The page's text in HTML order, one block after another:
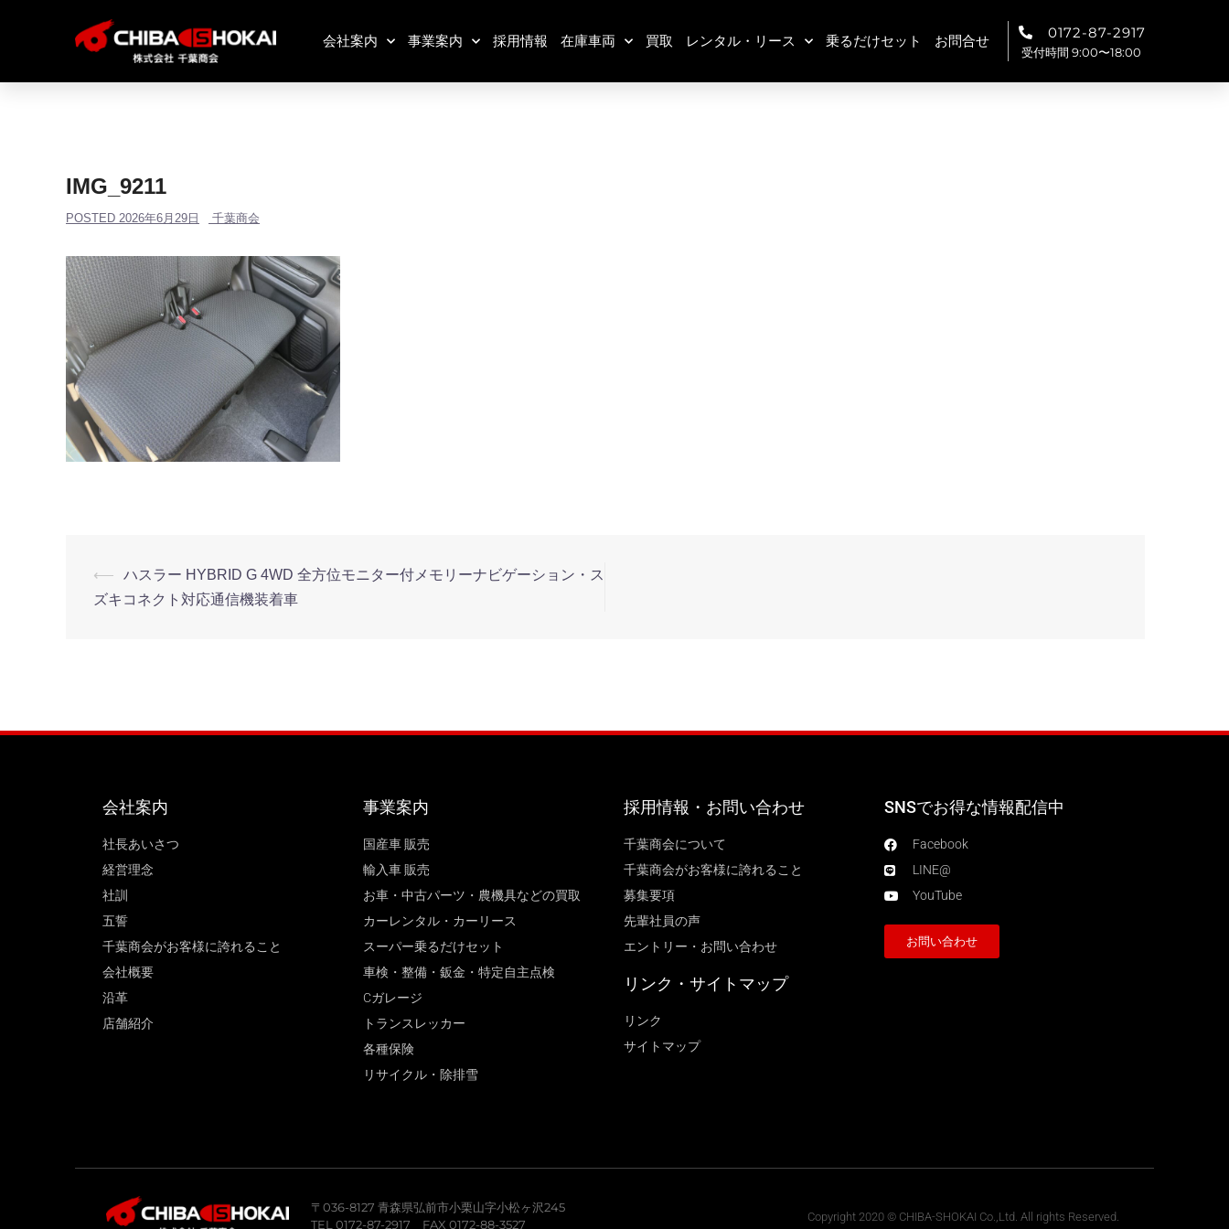
会社案内 事業案内 採用情報 在庫車両 買取 レンタル・リース 乗るだけセット お問合せ 0172-87-2917
受付時間 9:00〜18:00
IMG_9211
POSTED 2026年6月29日 千葉商会
⟵
ハスラー HYBRID G 4WD 全方位モニター付メモリーナビゲーション・ス
ズキコネクト対応通信機装着車
会社案内
社長あいさつ
経営理念
社訓
五誓
千葉商会がお客様に誇れること
会社概要
沿革
店舗紹介
事業案内
国産車 販売
輸入車 販売
お車・中古パーツ・農機具などの買取
カーレンタル・カーリース
スーパー乗るだけセット
車検・整備・鈑金・特定自主点検
Cガレージ
トランスレッカー
各種保険
リサイクル・除排雪
採用情報・お問い合わせ
千葉商会について
千葉商会がお客様に誇れること​
募集要項
先輩社員の声
エントリー・お問い合わせ
リンク・サイトマップ
リンク
サイトマップ
SNSでお得な情報配信中
Facebook
LINE@
YouTube
お問い合わせ
〒036-8127 青森県弘前市小栗山字小松ヶ沢245
TEL 0172-87-2917 FAX 0172-88-3527
Copyright 2020 © CHIBA-SHOKAI Co.,Ltd. All rights Reserved.